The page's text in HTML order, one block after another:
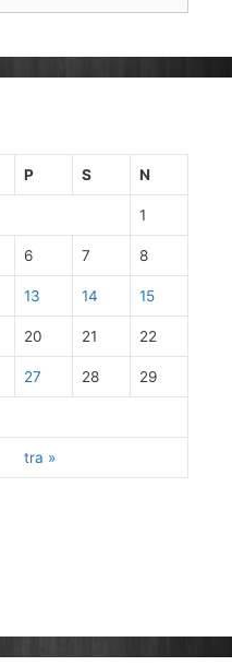
P S N
tra »
1
6 7 8
13 14 15
20 21 22
27 28 29